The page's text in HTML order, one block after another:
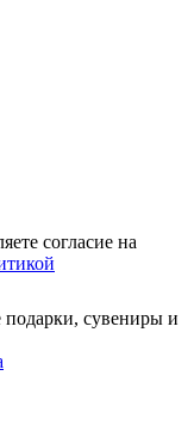
согласие на
подарки, сувениры и